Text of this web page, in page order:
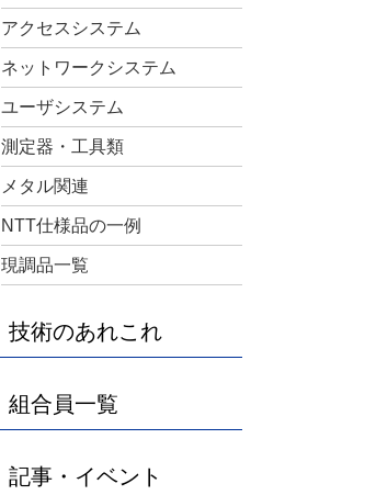
アクセスシステム
ネットワークシステム
ユーザシステム
測定器・工具類
メタル関連
NTT仕様品の一例
現調品一覧
技術のあれこれ
組合員一覧
記事・イベント